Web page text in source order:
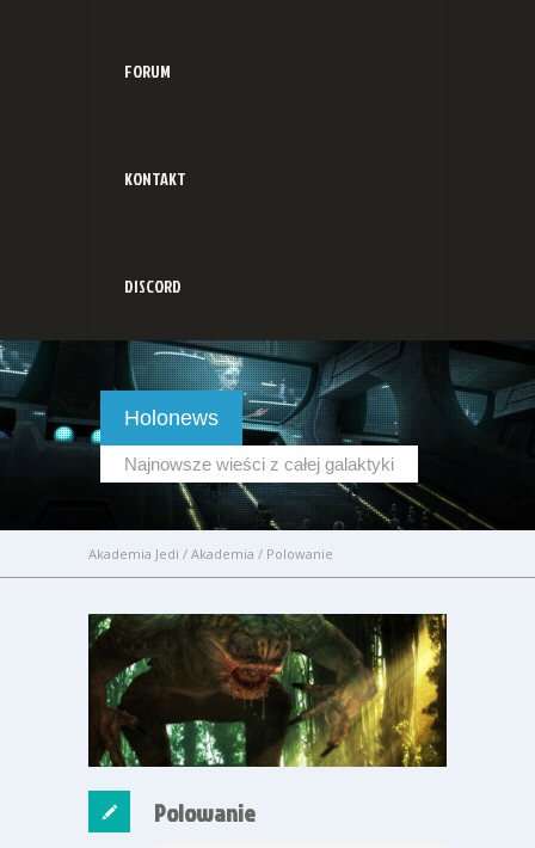
FORUM
KONTAKT
DISCORD
Holonews
Najnowsze wieści z całej galaktyki
Akademia Jedi / Akademia / Polowanie
Polowanie